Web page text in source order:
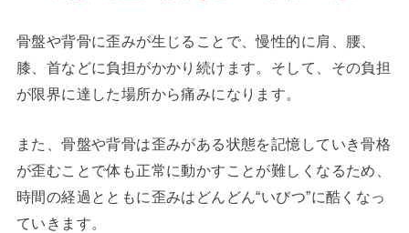
骨盤や背骨に歪みが生じることで、慢性的に肩、腰、
膝、首などに負担がかかり続けます。そして、その負担
が限界に達した場所から痛みになります。
また、骨盤や背骨は歪みがある状態を記憶していき骨格
が歪むことで体も正常に動かすことが難しくなるため、
時間の経過とともに歪みはどんどん“いびつ”に酷くなっ
ていきます。